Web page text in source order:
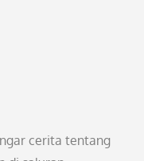
cerita tentang